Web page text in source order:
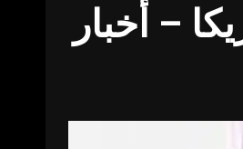
– أخبار